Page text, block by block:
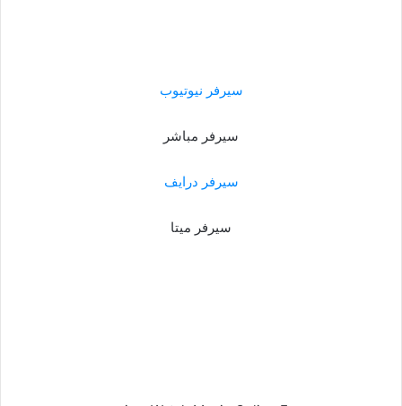
سيرفر نيوتيوب
سيرفر مباشر
سيرفر درايف
سيرفر ميتا